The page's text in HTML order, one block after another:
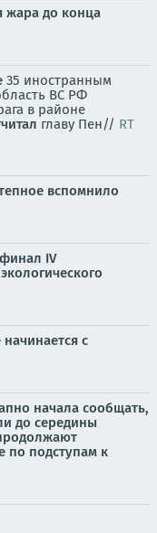
жара до конца
35 иностранным
ВС РФ
в районе
главу Пен// RT
вспомнило
IV
с
начала сообщать,
до середины
по подступам к